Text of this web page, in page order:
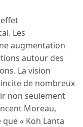
Les
augmentation
autour des
La vision
de nombreux
non seulement
Moreau,
« Koh Lanta